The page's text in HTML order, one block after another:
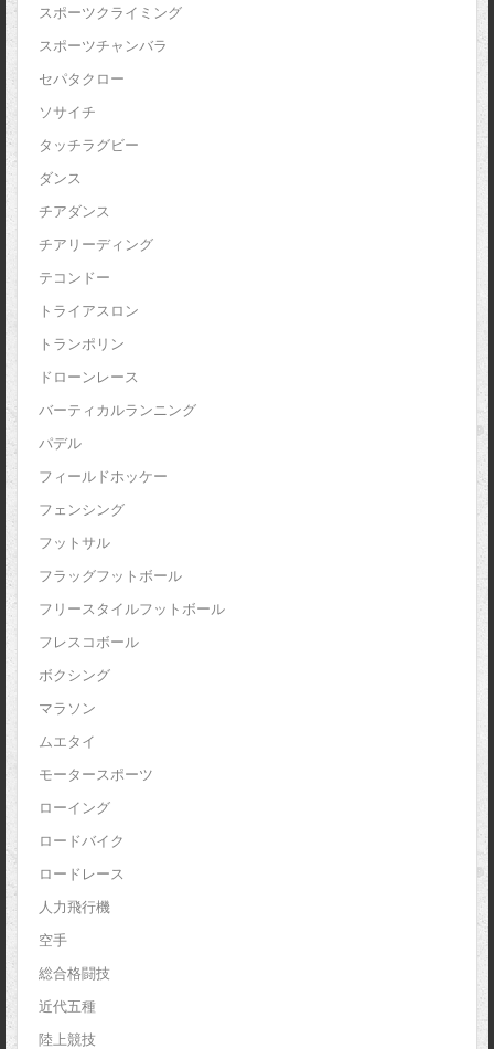
スポーツクライミング
スポーツチャンバラ
セパタクロー
ソサイチ
タッチラグビー
ダンス
チアダンス
チアリーディング
テコンドー
トライアスロン
トランポリン
ドローンレース
バーティカルランニング
パデル
フィールドホッケー
フェンシング
フットサル
フラッグフットボール
フリースタイルフットボール
フレスコボール
ボクシング
マラソン
ムエタイ
モータースポーツ
ローイング
ロードバイク
ロードレース
人力飛行機
空手
総合格闘技
近代五種
陸上競技